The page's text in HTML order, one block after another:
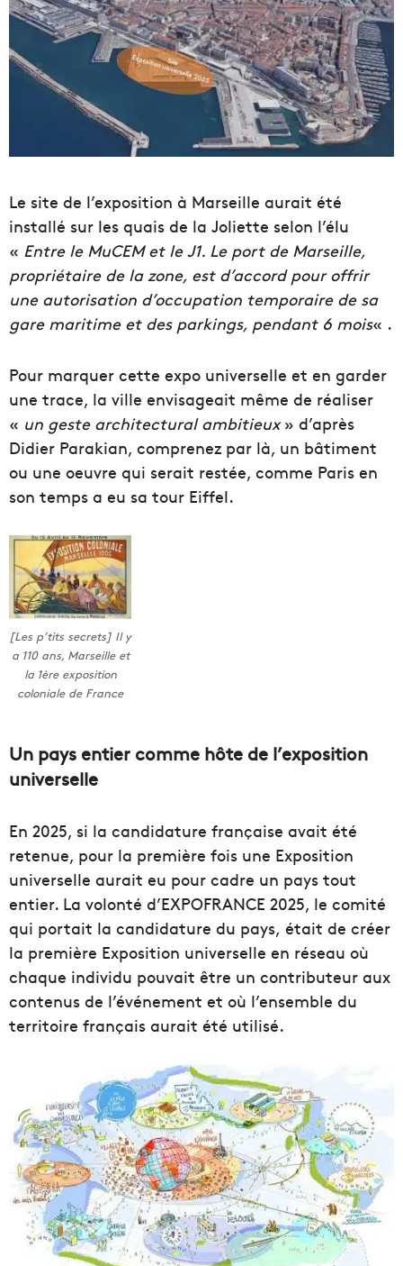
Le site de l’exposition à Marseille aurait été
installé sur les quais de la Joliette selon l’élu
« Entre le MuCEM et le J1. Le port de Marseille,
propriétaire de la zone, est d’accord pour offrir
une autorisation d’occupation temporaire de sa
gare maritime et des parkings, pendant 6 mois« .
Pour marquer cette expo universelle et en garder
une trace, la ville envisageait même de réaliser
« un geste architectural ambitieux» d’après
Didier Parakian, comprenez par là, un bâtiment
ou une oeuvre qui serait restée, comme Paris en
son temps a eu sa tour Eiffel.
[Les p’tits secrets] Il y
a 110 ans, Marseille et
la 1ère exposition
coloniale de France
Un pays entier comme hôte de l’exposition
universelle
En 2025, si la candidature française avait été
retenue, pour la première fois une Exposition
universelle aurait eu pour cadre un pays tout
entier. La volonté d’EXPOFRANCE 2025, le comité
qui portait la candidature du pays, était de créer
la première Exposition universelle en réseau où
chaque individu pouvait être un contributeur aux
contenus de l’événement et où l’ensemble du
territoire français aurait été utilisé.